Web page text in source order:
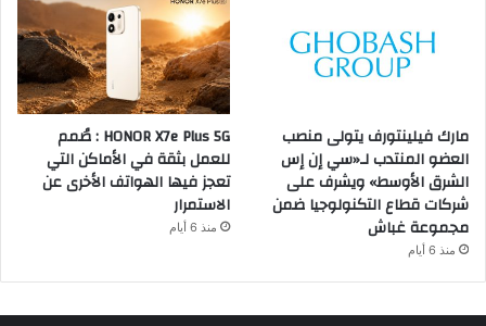
مارك فيلينتورف يتولى منصب
العضو المنتدب لـ«سي إن إس
الشرق الأوسط» ويشرف على
شركات قطاع التكنولوجيا ضمن
مجموعة غباش
منذ 6 أيام
HONOR X7e Plus 5G : صُمم
للعمل بثقة في الأماكن التي
تعجز فيها الهواتف الأخرى عن
الاستمرار
منذ 6 أيام